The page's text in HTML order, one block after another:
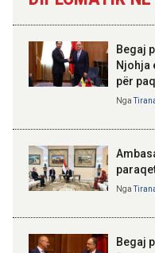
16:55 05-08-2026
Banka e Shqipërisë mban të
interesit në 2,5%
16:31 05-08-2026
AZHBR apel fermerëve:
përfituesit e Skemës
deri më 13 gusht
Begaj
Njohja
për
Nga
Nga
Begaj